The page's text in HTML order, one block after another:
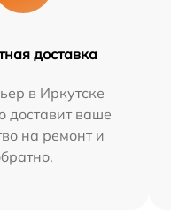
доставка
в Иркутске
доставит ваше
на ремонт и